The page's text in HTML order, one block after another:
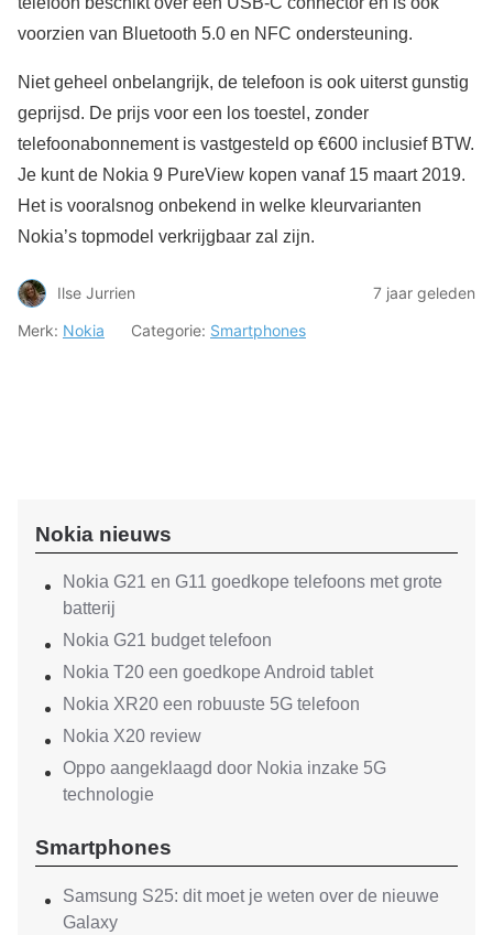
voorzien van Bluetooth 5.0 en NFC ondersteuning.
Niet geheel onbelangrijk, de telefoon is ook uiterst gunstig
geprijsd. De prijs voor een los toestel, zonder
telefoonabonnement is vastgesteld op €600 inclusief BTW.
Je kunt de Nokia 9 PureView kopen vanaf 15 maart 2019.
Het is vooralsnog onbekend in welke kleurvarianten
Nokia’s topmodel verkrijgbaar zal zijn.
Ilse Jurrien
7 jaar geleden
Merk: Nokia Categorie: Smartphones
Nokia nieuws
Nokia G21 en G11 goedkope telefoons met grote
batterij
Nokia G21 budget telefoon
Nokia T20 een goedkope Android tablet
Nokia XR20 een robuuste 5G telefoon
Nokia X20 review
Oppo aangeklaagd door Nokia inzake 5G
technologie
Smartphones
Samsung S25: dit moet je weten over de nieuwe
Galaxy